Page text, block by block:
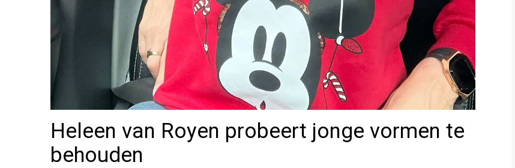
Heleen van Royen probeert jonge vormen te
behouden